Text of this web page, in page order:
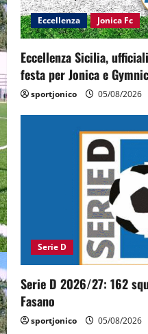
Eccellenza Jonica Fc
Eccellenza Sicilia,
festa per Jonica e
sportjonico 05/08/2026
Serie D
Serie D 2026/27: 162
Fasano
sportjonico 05/08/2026